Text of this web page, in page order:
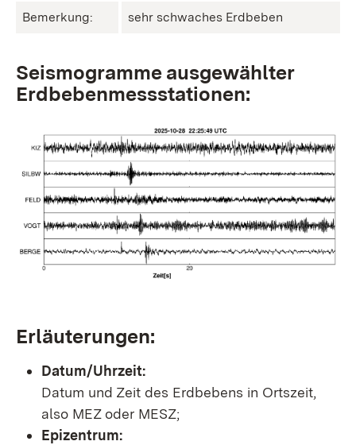
Bemerkung: sehr schwaches Erdbeben
Seismogramme ausgewählter
Erdbebenmessstationen:
Erläuterungen:
Datum/Uhrzeit:
Datum und Zeit des Erdbebens in Ortszeit,
also MEZ oder MESZ;
Epizentrum: